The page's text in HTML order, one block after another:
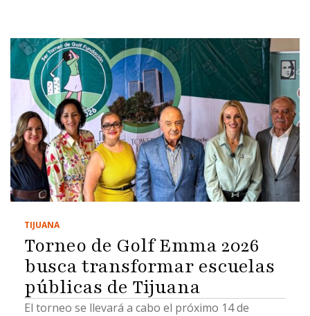
TIJUANA
Torneo de Golf Emma 2026
busca transformar escuelas
públicas de Tijuana
El torneo se llevará a cabo el próximo 14 de